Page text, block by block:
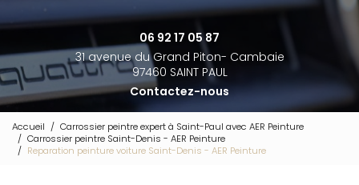
06 92 17 05 87
31 avenue du Grand Piton- Cambaie
97460 SAINT PAUL
Contactez-nous
Accueil
Carrossier peintre expert à Saint-Paul avec AER Peinture
Carrossier peintre Saint-Denis - AER Peinture
Reparation peinture voiture Saint-Denis - AER Peinture